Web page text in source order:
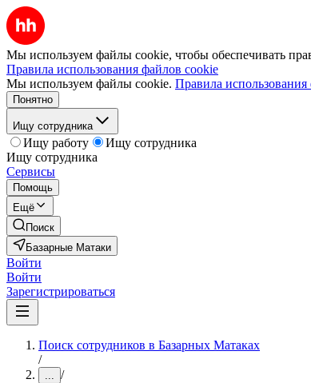
Мы используем файлы cookie, чтобы обеспечивать
Правила использования файлов cookie
Мы используем файлы cookie. Правила
Понятно
Ищу сотрудника
Ищу работу
Ищу сотрудника
Ищу сотрудника
Сервисы
Помощь
Ещё
Поиск
Базарные Матаки
Войти
Войти
Зарегистрироваться
Поиск сотрудников в Базарных Матаках
/
... /